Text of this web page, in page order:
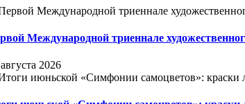
Международной триеннале
2026